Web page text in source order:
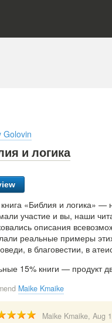
Golovin
и логика
«Библия и логика» —
участие и вы, наши
описания
реальные примеры
в благовестии, в
15% книги — продукт
Maike Kmaike
Maike Kmaike, Aug